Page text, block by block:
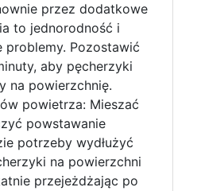
przez dodatkowe
to jednorodność i
problemy. Pozostawić
aby pęcherzyki
na powierzchnię.
powietrza: Mieszać
powstawanie
potrzeby wydłużyć
na powierzchni
przejeżdżając po